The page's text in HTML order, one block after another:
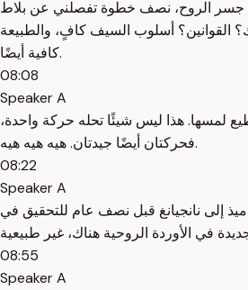
جسر الروح، نصف خطوة تفصلني عن بلاط
القوانين؟ أسلوب السيف كافٍ، والطبيعة
كافية أيضًا.
08:08
Speaker A
لمسها. هذا ليس شيئًا تحله حركة واحدة،
فحركتان أيضًا جيدتان. هيه هيه هيه.
08:22
Speaker A
إلى نانجيانغ قبل نصف عام للتحقيق في
08:55
Speaker A